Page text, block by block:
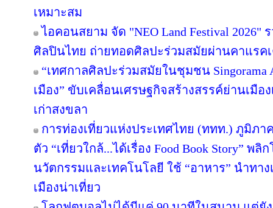
เหมาะสม
ไอคอนสยาม จัด "NEO Land Festival 2026"
ศิลปินไทย ถ่ายทอดศิลปะร่วมสมัยผ่านคาแรค
“เทศกาลศิลปะร่วมสมัยในชุมชน Singorama
เมือง” ขับเคลื่อนเศรษฐกิจสร้างสรรค์ย่านเมือ
เก่าสงขลา
การท่องเที่ยวแห่งประเทศไทย (ททท.) ภูมิภ
ตัว “เที่ยวใกล้...ได้เรื่อง Food Book Story” พ
นวัตกรรมและเทคโนโลยี ใช้ “อาหาร” นำทาง
เมืองน่าเที่ยว